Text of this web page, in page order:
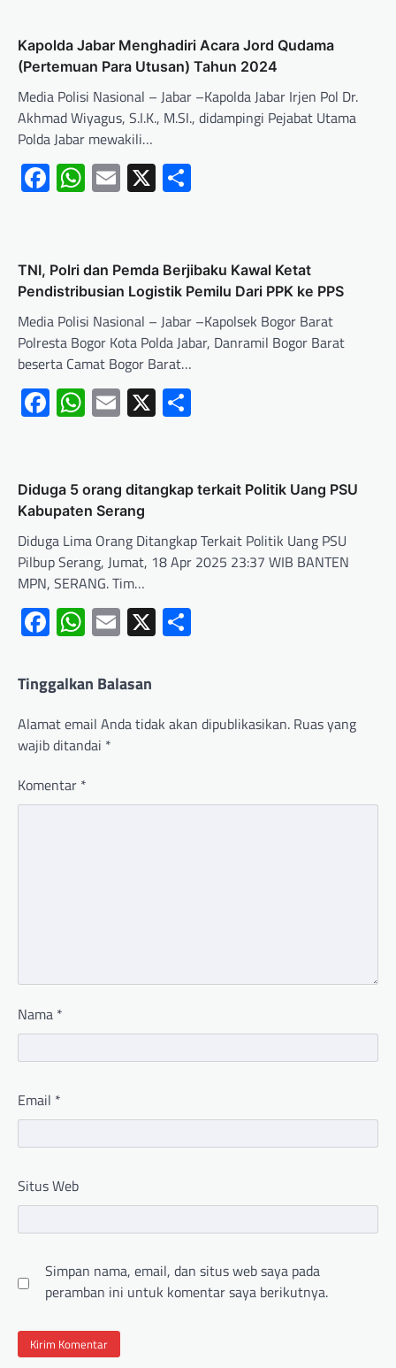
Kapolda Jabar Menghadiri Acara Jord Qudama
(Pertemuan Para Utusan) Tahun 2024
Media Polisi Nasional – Jabar –Kapolda Jabar Irjen Pol Dr.
Akhmad Wiyagus, S.I.K., M.SI., didampingi Pejabat Utama
Polda Jabar mewakili…
Facebook
WhatsApp
Email
X
TNI, Polri dan Pemda Berjibaku Kawal Ketat
Pendistribusian Logistik Pemilu Dari PPK ke PPS
Media Polisi Nasional – Jabar –Kapolsek Bogor Barat
Polresta Bogor Kota Polda Jabar, Danramil Bogor Barat
beserta Camat Bogor Barat…
Facebook
WhatsApp
Email
X
Diduga 5 orang ditangkap terkait Politik Uang PSU
Kabupaten Serang
Diduga Lima Orang Ditangkap Terkait Politik Uang PSU
Pilbup Serang, Jumat, 18 Apr 2025 23:37 WIB BANTEN
MPN, SERANG. Tim…
Facebook
WhatsApp
Email
X
Tinggalkan Balasan
Alamat email Anda tidak akan dipublikasikan. Ruas yang
wajib ditandai *
Komentar *
Nama *
Email *
Situs Web
Simpan nama, email, dan situs web saya pada
peramban ini untuk komentar saya berikutnya.